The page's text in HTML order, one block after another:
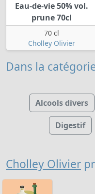
Eau-de-vie 50% vol.
prune 70cl
70 cl
Cholley Olivier
Dans la
Alcools divers
Digestif
Cholley Olivier